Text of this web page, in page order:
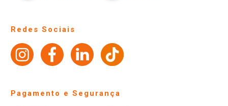
Perguntas frequentes
Identidade Visual
Redes Sociais
Pagamento e Segurança